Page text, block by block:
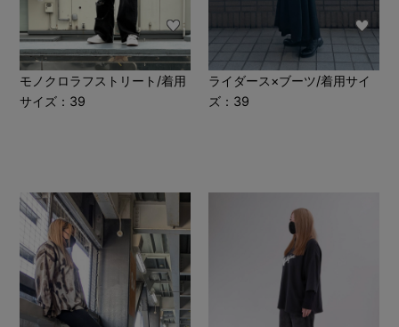
モノクロラフストリート/着用
サイズ：39
ライダース×ブーツ/着用サイ
ズ：39